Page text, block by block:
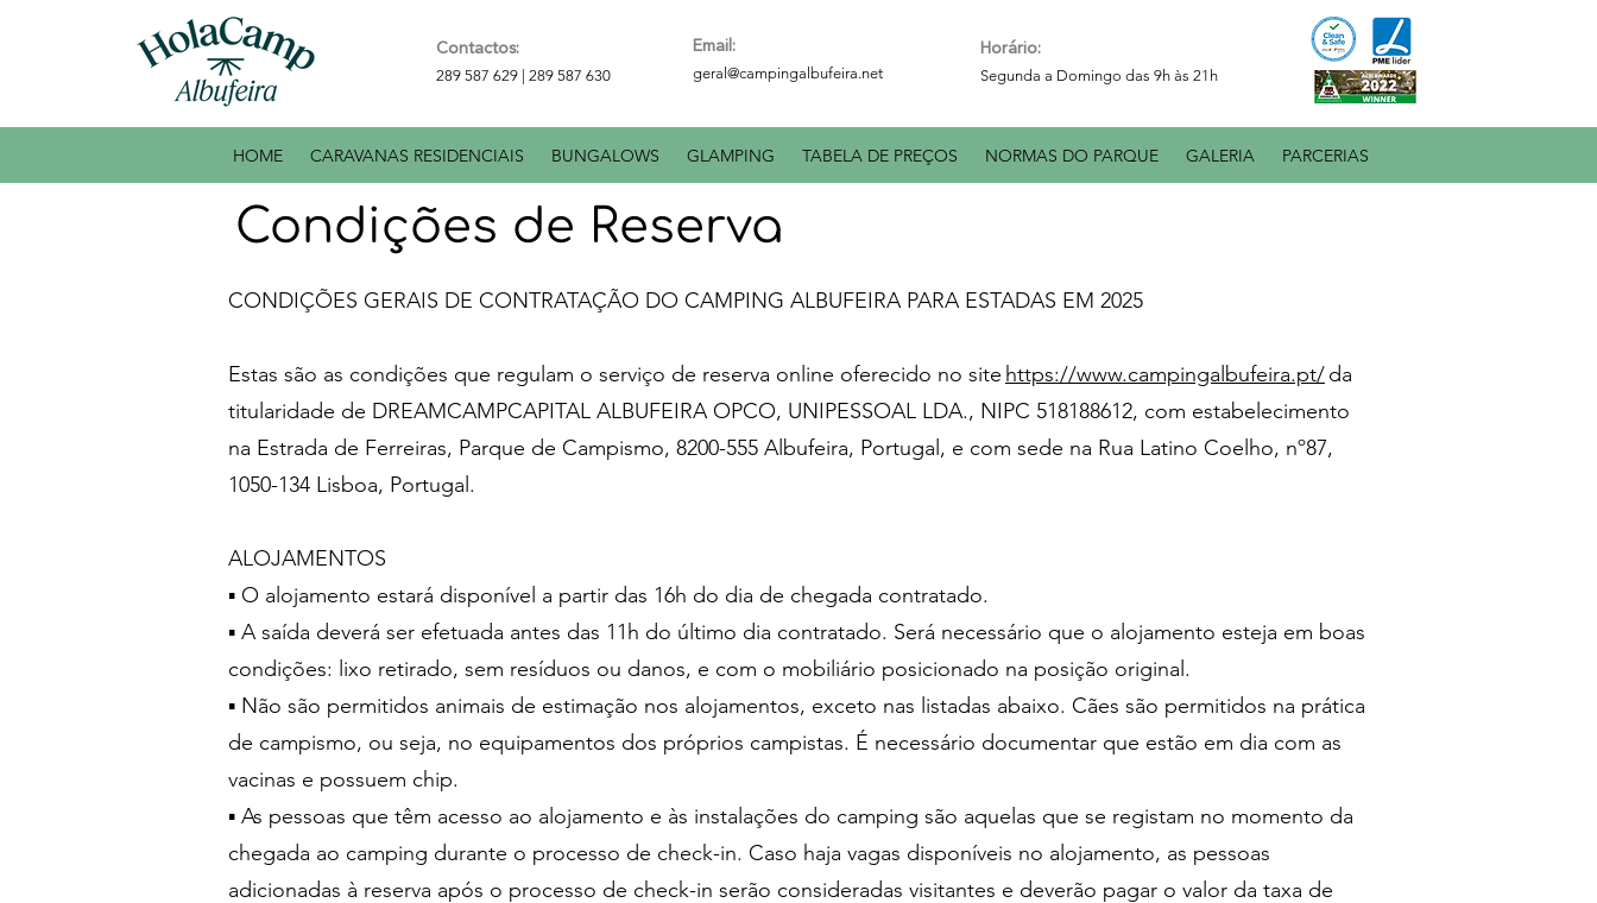
Contactos:
289 587 629 | 289 587 630
Email:
geral@campingalbufeira.net
Horário:
Segunda a Domingo das 9h às 21h
HOME CARAVANAS RESIDENCIAIS BUNGALOWS GLAMPING TABELA DE PREÇOS NORMAS DO PARQUE GALERIA PARCERIAS
Condições de Reserva
CONDIÇÕES GERAIS DE CONTRATAÇÃO DO CAMPING ALBUFEIRA PARA ESTADAS EM 2025
Estas são as condições que regulam o serviço de reserva online oferecido no site https://www.campingalbufeira.pt/da
titularidade de DREAMCAMPCAPITAL ALBUFEIRA OPCO, UNIPESSOAL LDA., NIPC 518188612, com estabelecimento
na Estrada de Ferreiras, Parque de Campismo, 8200-555 Albufeira, Portugal, e com sede na Rua Latino Coelho, nº87,
1050-134 Lisboa, Portugal.
ALOJAMENTOS
▪ O alojamento estará disponível a partir das 16h do dia de chegada contratado.
▪ A saída deverá ser efetuada antes das 11h do último dia contratado. Será necessário que o alojamento esteja em boas
condições: lixo retirado, sem resíduos ou danos, e com o mobiliário posicionado na posição original.
▪ Não são permitidos animais de estimação nos alojamentos, exceto nas listadas abaixo. Cães são permitidos na prática
de campismo, ou seja, no equipamentos dos próprios campistas. É necessário documentar que estão em dia com as
vacinas e possuem chip.
▪ As pessoas que têm acesso ao alojamento e às instalações do camping são aquelas que se registam no momento da
chegada ao camping durante o processo de check-in. Caso haja vagas disponíveis no alojamento, as pessoas
adicionadas à reserva após o processo de check-in serão consideradas visitantes e deverão pagar o valor da taxa de